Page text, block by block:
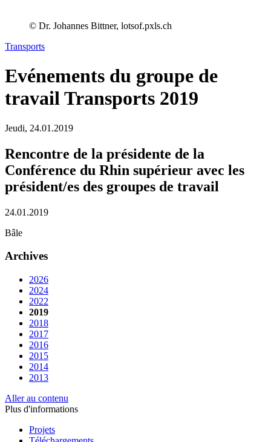
© Dr. Johannes Bittner, lotsof.pxls.ch
Transports
Evénements du groupe de
travail Transports 2019
Jeudi, 24.01.2019
Rencontre de la présidente de la
Conférence du Rhin supérieur avec les
président/es des groupes de travail
24.01.2019
Bâle
Archives
2026
2024
2022
2019
2018
2017
2016
2015
2014
2013
Aller au contenu
Plus d'informations
Projets